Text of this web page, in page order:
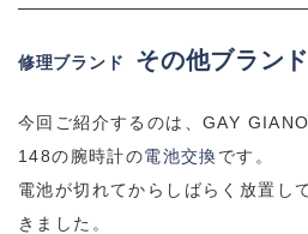
修理ブランド その他ブランド
今回ご紹介するのは、GAY
148の腕時計の電池交換です。
電池が切れてからしばらく放置し
きました。